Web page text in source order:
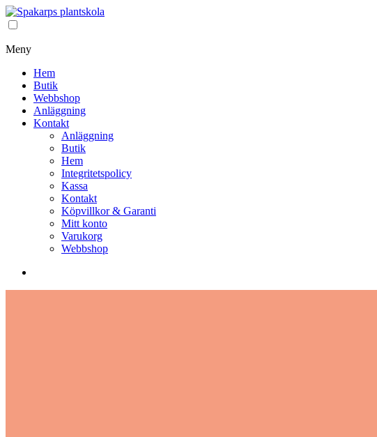
Meny
Hem
Butik
Webbshop
Anläggning
Kontakt
Anläggning
Butik
Hem
Integritetspolicy
Kassa
Kontakt
Köpvillkor & Garanti
Mitt konto
Varukorg
Webbshop